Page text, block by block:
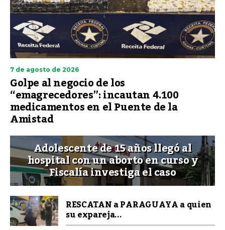
7 de agosto de 2026
Golpe al negocio de los
“emagrecedores”: incautan 4.100
medicamentos en el Puente de la
Amistad
Adolescente de 15 años llegó al
hospital con un aborto en curso y
Fiscalía investiga el caso
RESCATAN a PARAGUAYA a quien
su expareja...